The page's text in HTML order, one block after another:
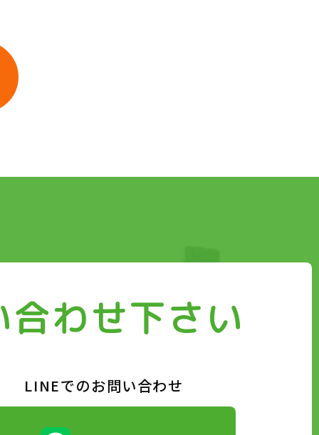
わせ下さい
LINEでのお問い合わせ